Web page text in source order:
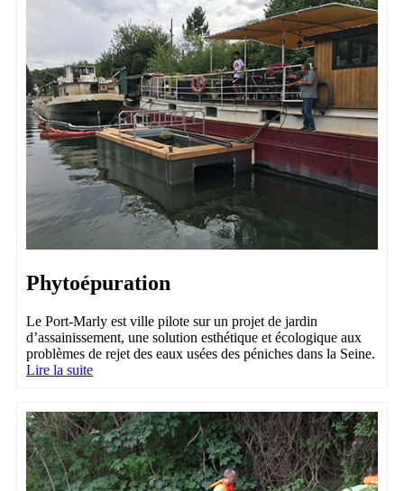
Phytoépuration
Le Port-Marly est ville pilote sur un projet de jardin
d’assainissement, une solution esthétique et écologique aux
problèmes de rejet des eaux usées des péniches dans la Seine.
Lire la suite